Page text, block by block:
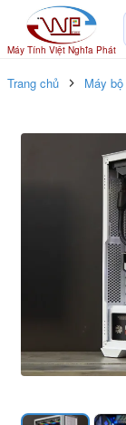
Máy Tính Việt Nghĩa Phát
Trang chủ Máy